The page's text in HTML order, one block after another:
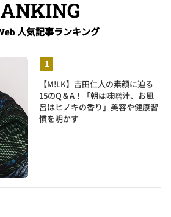
人気記事ランキング
【M!LK】吉田仁人の素顔に迫る
15のQ＆A！「朝は味噌汁、お風
呂はヒノキの香り」美容や健康習
慣を明かす